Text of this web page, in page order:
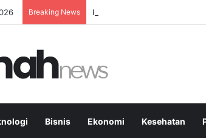
Breaking News Pep Guardiola Bergembira
Bisnis Ekonomi Kesehatan